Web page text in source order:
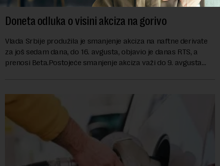
Doneta odluka o visini akciza na gorivo
Vlada Srbije produžila je smanjenje akciza na naftne derivate
za još sedam dana, do 16. avgusta, objavio je danas RTS, a
prenosi Beta.Postojeće smanjenje akciza važi do 9. avgusta